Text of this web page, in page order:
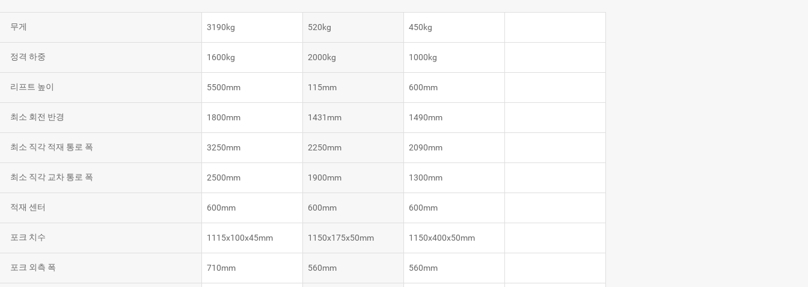
VNK15
무게
정격 하중
리프트 높이
최소 회전 반경
최소 직각 적재 통로 폭
최소 직각 교차 통로 폭
적재 센터
포크 치수
포크 외측 폭
3190kg
1600kg
5500mm
1800mm
3250mm
2500mm
600mm
1115x100x45mm
710mm
520kg
2000kg
115mm
1431mm
2250mm
1900mm
600mm
1150x175x50mm
560mm
450kg
1000kg
600mm
1490mm
2090mm
1300mm
600mm
1150x400x50mm
560mm